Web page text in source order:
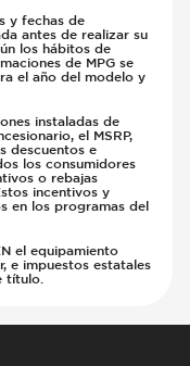
y fechas de
antes de realizar su
los hábitos de
de MPG se
el año del modelo y
instaladas de
el MSRP,
descuentos e
los consumidores
o rebajas
incentivos y
en los programas del
el equipamiento
e impuestos estatales
título.